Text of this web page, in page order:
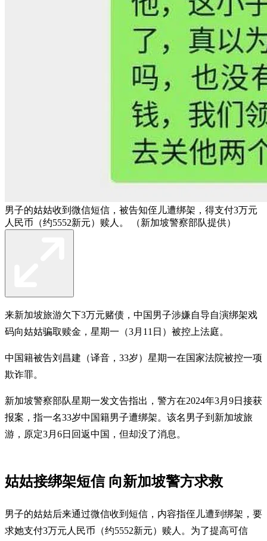
男子的姑姑收到微信短信，被告知侄儿遭绑架，得支付3万元
人民币（约5552新元）赎人。 （新加坡警察部队提供）
来新加坡旅游欠下3万元赌债，中国男子涉嫌自导自演绑架戏
码向姑姑骗取赎金，星期一（3月11日）被控上法庭。
中国籍被告刘昌建（译音，33岁）星期一在国家法院被控一项
欺诈罪。
新加坡警察部队星期一发文告指出，警方在2024年3月9日接获
报案，指一名33岁中国籍男子遭绑架。该名男子到新加坡旅
游，原定3月6日回返中国，但却没了消息。
姑姑接绑架短信 向新加坡警方求救
男子的姑姑后来通过微信收到短信，内容指侄儿遭到绑架，要
求她支付3万元人民币（约5552新元）赎人。为了提高可信